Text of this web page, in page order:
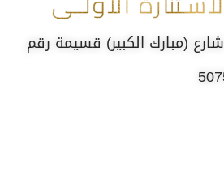
الكويت شرق قطع ٦ شارع (مبارك الكبير) قسيمة رقم